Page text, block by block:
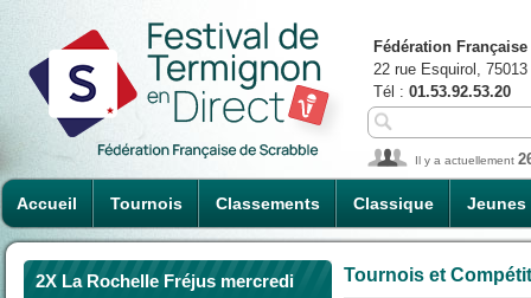
Accueil Tournois Classements Classique Jeunes
Fédération
22 rue Esquirol,
Tél : 01.53.92.53.20
Il y a actuellement
2X La Rochelle Fréjus mercredi Tournois et